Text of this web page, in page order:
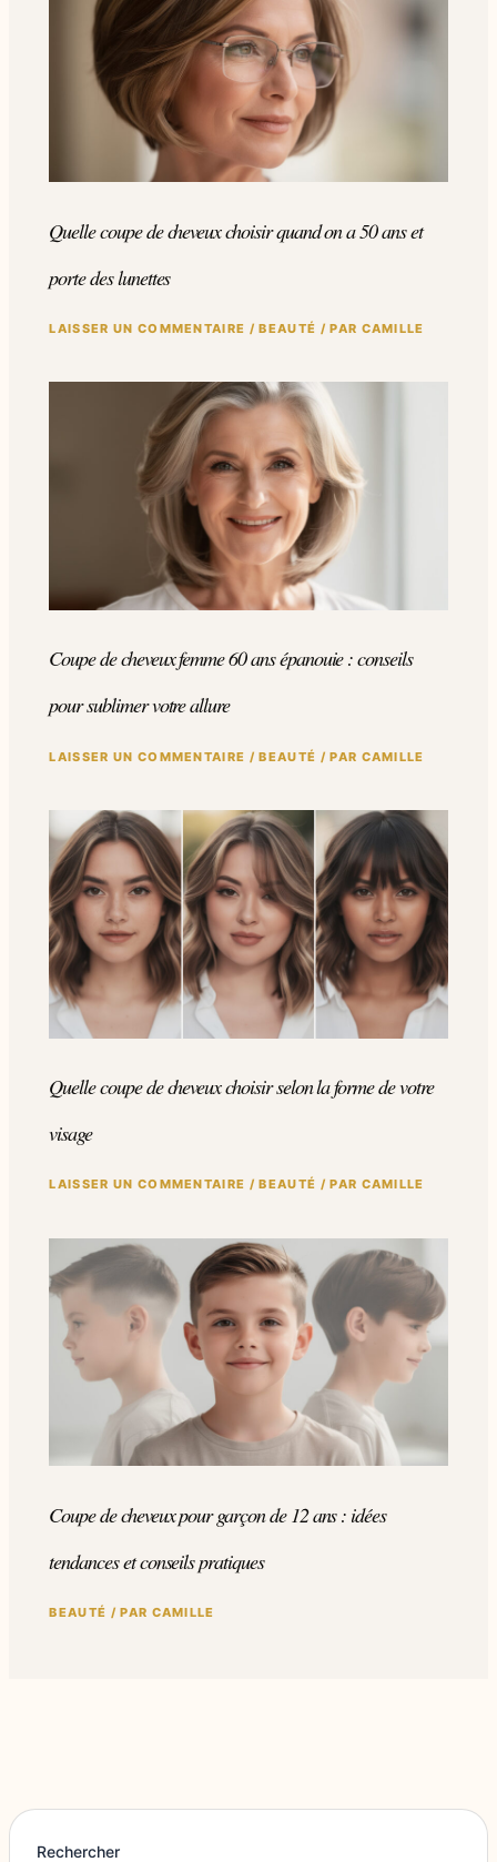
Quelle coupe de cheveux choisir quand on a 50 ans et
porte des lunettes
LAISSER UN COMMENTAIRE /BEAUTÉ / PAR CAMILLE
Coupe de cheveux femme 60 ans épanouie : conseils
pour sublimer votre allure
LAISSER UN COMMENTAIRE /BEAUTÉ / PAR CAMILLE
Quelle coupe de cheveux choisir selon la forme de votre
visage
LAISSER UN COMMENTAIRE /BEAUTÉ / PAR CAMILLE
Coupe de cheveux pour garçon de 12 ans : idées
tendances et conseils pratiques
BEAUTÉ / PAR CAMILLE
Rechercher